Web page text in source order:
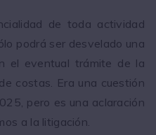
de toda actividad
podrá ser desvelado una
el eventual trámite de la
costas. Era una cuestión
pero es una aclaración
a la litigación.